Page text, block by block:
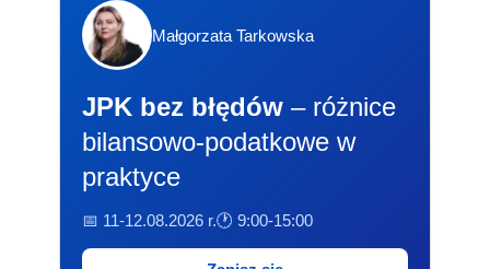
Małgorzata Tarkowska
JPK bez błędów – różnice
bilansowo-podatkowe w
praktyce
📅 11-12.08.2026 r.🕐 9:00-15:00